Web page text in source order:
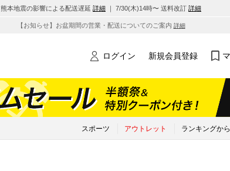
熊本地震の影響による配送遅延 詳細 ｜ 7/30(木)14時〜 送料改訂 詳細
【お知らせ】お盆期間の営業・配送についてのご案内 詳細
ログイン 新規会員登録
スポーツ アウトレット ランキングか